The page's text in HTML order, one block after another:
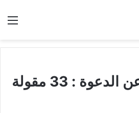
بحث
حكم و أقوال عن الدعوة : 33 مقولة